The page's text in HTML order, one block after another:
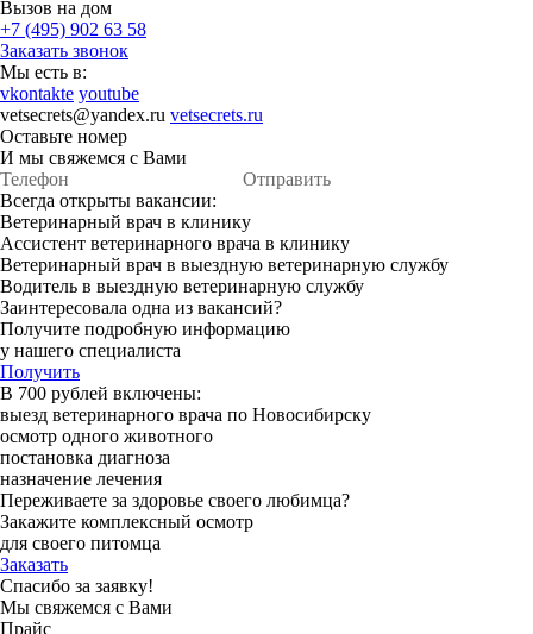
Вызов на дом
+7 (495) 902 63 58
Заказать звонок
Мы есть в:
vkontakte youtube
vetsecrets@yandex.ru vetsecrets.ru
Оставьте номер
И мы свяжемся с Вами
Отправить
Всегда открыты вакансии:
Ветеринарный врач в клинику
Ассистент ветеринарного врача в клинику
Ветеринарный врач в выездную ветеринарную службу
Водитель в выездную ветеринарную службу
Заинтересовала одна из вакансий?
Получите подробную информацию
у нашего специалиста
Получить
В 700 рублей включены:
выезд ветеринарного врача по Новосибирску
осмотр одного животного
постановка диагноза
назначение лечения
Переживаете за здоровье своего любимца?
Закажите комплексный осмотр
для своего питомца
Заказать
Спасибо за заявку!
Мы свяжемся с Вами
Прайс